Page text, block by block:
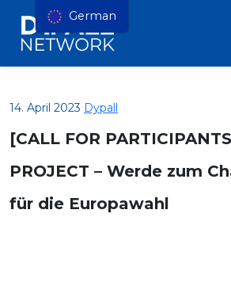
14. April 2023 Dypall
[CALL FOR
PROJECT – Werde zum
für die Europawahl
German